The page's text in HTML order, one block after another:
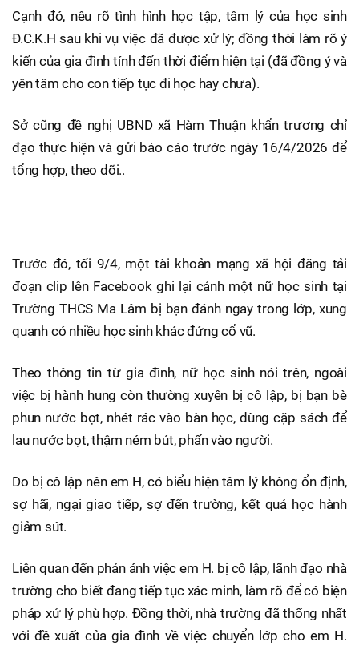
Cạnh đó, nêu rõ tình hình học tập, tâm lý của học sinh
Đ.C.K.H sau khi vụ việc đã được xử lý; đồng thời làm rõ ý
kiến của gia đình tính đến thời điểm hiện tại (đã đồng ý và
yên tâm cho con tiếp tục đi học hay chưa).
Sở cũng đề nghị UBND xã Hàm Thuận khẩn trương chỉ
đạo thực hiện và gửi báo cáo trước ngày 16/4/2026 để
tổng hợp, theo dõi..
Trước đó, tối 9/4, một tài khoản mạng xã hội đăng tải
đoạn clip lên Facebook ghi lại cảnh một nữ học sinh tại
Trường THCS Ma Lâm bị bạn đánh ngay trong lớp, xung
quanh có nhiều học sinh khác đứng cổ vũ.
Theo thông tin từ gia đình, nữ học sinh nói trên, ngoài
việc bị hành hung còn thường xuyên bị cô lập, bị bạn bè
phun nước bọt, nhét rác vào bàn học, dùng cặp sách để
lau nước bọt, thậm ném bút, phấn vào người.
Do bị cô lập nên em H, có biểu hiện tâm lý không ổn định,
sợ hãi, ngại giao tiếp, sợ đến trường, kết quả học hành
giảm sút.
Liên quan đến phản ánh việc em H. bị cô lập, lãnh đạo nhà
trường cho biết đang tiếp tục xác minh, làm rõ để có biện
pháp xử lý phù hợp. Đồng thời, nhà trường đã thống nhất
với đề xuất của gia đình về việc chuyển lớp cho em H.